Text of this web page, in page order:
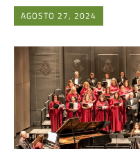
AGOSTO 27, 2024